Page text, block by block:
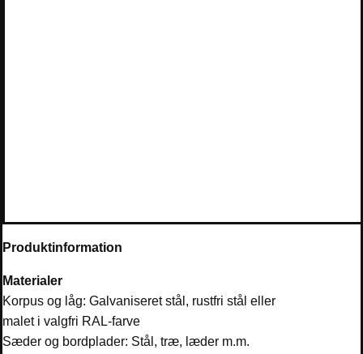
Produktinformation
Materialer
Korpus og låg: Galvaniseret stål, rustfri stål eller
malet i valgfri RAL-farve
Sæder og bordplader: Stål, træ, læder m.m.